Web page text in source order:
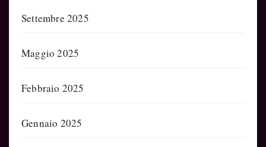
Settembre 2025
Maggio 2025
Febbraio 2025
Gennaio 2025